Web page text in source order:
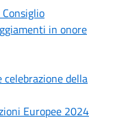
in onore
celebrazione della
Europee 2024